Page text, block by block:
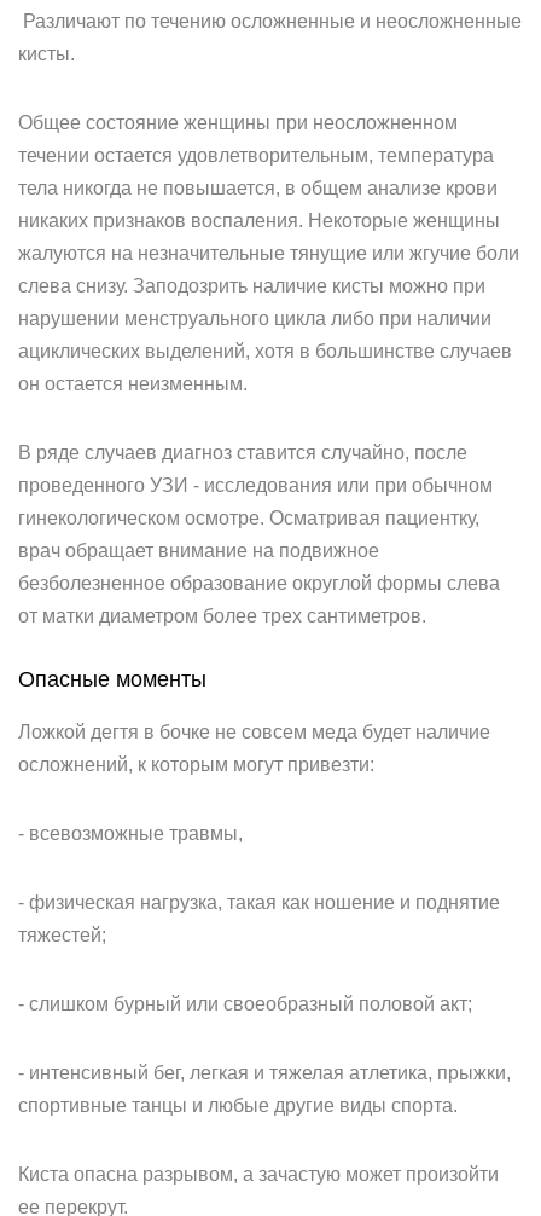
Различают по течению осложненные и неосложненные
кисты.
Общее состояние женщины при неосложненном
течении остается удовлетворительным, температура
тела никогда не повышается, в общем анализе крови
никаких признаков воспаления. Некоторые женщины
жалуются на незначительные тянущие или жгучие боли
слева снизу. Заподозрить наличие кисты можно при
нарушении менструального цикла либо при наличии
ациклических выделений, хотя в большинстве случаев
он остается неизменным.
В ряде случаев диагноз ставится случайно, после
проведенного УЗИ - исследования или при обычном
гинекологическом осмотре. Осматривая пациентку,
врач обращает внимание на подвижное
безболезненное образование округлой формы слева
от матки диаметром более трех сантиметров.
Опасные моменты
Ложкой дегтя в бочке не совсем меда будет наличие
осложнений, к которым могут привезти:
- всевозможные травмы,
- физическая нагрузка, такая как ношение и поднятие
тяжестей;
- слишком бурный или своеобразный половой акт;
- интенсивный бег, легкая и тяжелая атлетика, прыжки,
спортивные танцы и любые другие виды спорта.
Киста опасна разрывом, а зачастую может произойти
ее перекрут.